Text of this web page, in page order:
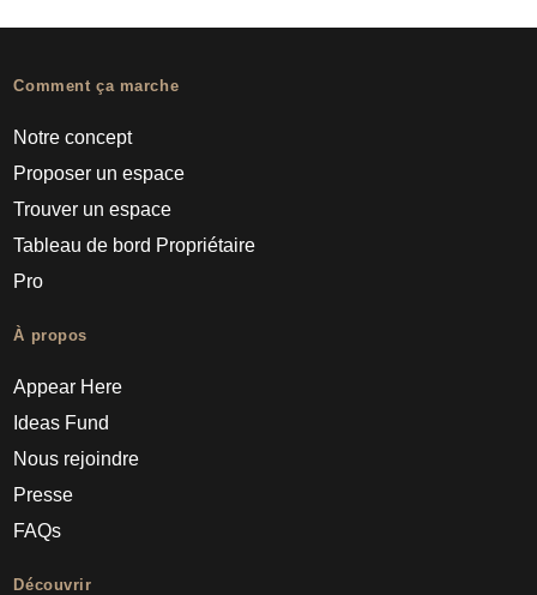
Comment ça marche
Notre concept
Proposer un espace
Trouver un espace
Tableau de bord Propriétaire
Pro
À propos
Appear Here
Ideas Fund
Nous rejoindre
Presse
FAQs
Découvrir